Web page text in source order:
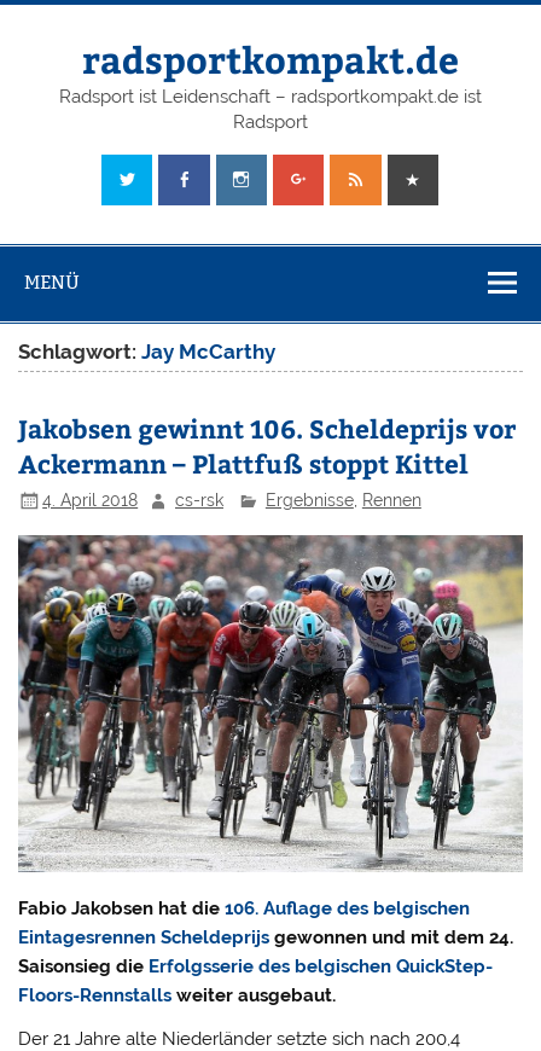
radsportkompakt.de
Radsport ist Leidenschaft – radsportkompakt.de ist
Radsport
MENÜ
Schlagwort:Jay McCarthy
Jakobsen gewinnt 106. Scheldeprijs vor
Ackermann – Plattfuß stoppt Kittel
4. April 2018 cs-rsk Ergebnisse, Rennen
Fabio Jakobsen hat die106. Auflage des belgischen
Eintagesrennen Scheldeprijs gewonnen und mit dem 24.
Saisonsieg die Erfolgsserie des belgischen QuickStep-
Floors-Rennstalls weiter ausgebaut.
Der 21 Jahre alte Niederländer setzte sich nach 200,4